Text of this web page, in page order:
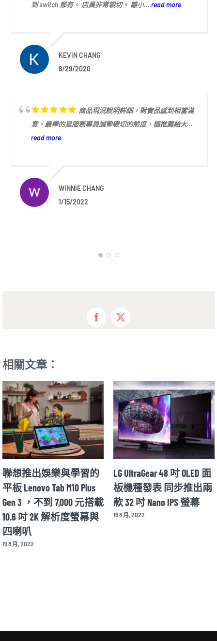
到 switch 都有。 店員非常親切。 離小... read more
KEVIN CHANG
8/29/2020
商品現況說明詳細，對實品感到相當滿
意，最棒的是服務專員誠摯親切的態度，極推薦給大...
read more
WINNIE CHANG
1/15/2022
Facebook
X
相關文章：
與學習的
M10 Plus
7,000 元搭載
析度螢幕與
LG UltraGear 48 吋 OLED 面
板機種發表 同步推出兩
款 32 吋 Nano IPS 螢幕
16 8 月, 2022
Motorola
在 8/11
揭曉新款